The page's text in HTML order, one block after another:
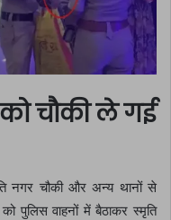
चौकी ले गई
नगर चौकी और अन्य थानों से
पुलिस वाहनों में बैठाकर स्मृति